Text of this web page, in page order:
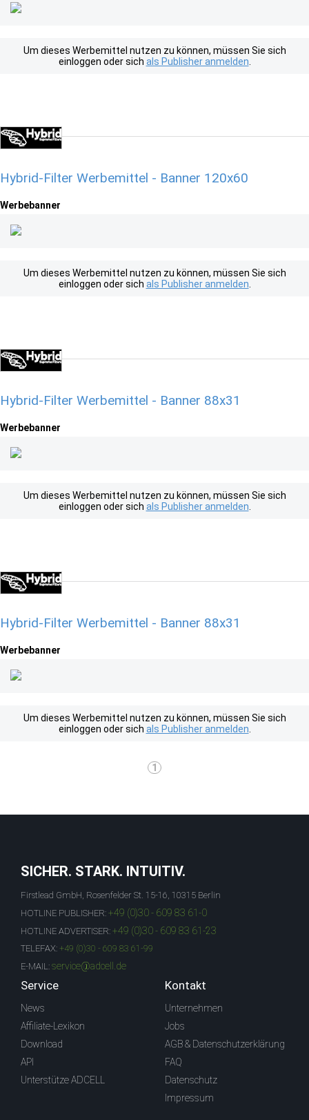
Um dieses Werbemittel nutzen zu können, müssen Sie sich
einloggen oder sich als Publisher anmelden
Hybrid-Filter Werbemittel - Banner 120x60
Werbebanner
Um dieses Werbemittel nutzen zu können, müssen Sie sich
einloggen oder sich als Publisher anmelden
Hybrid-Filter Werbemittel - Banner 88x31
Werbebanner
Um dieses Werbemittel nutzen zu können, müssen Sie sich
einloggen oder sich als Publisher anmelden
Hybrid-Filter Werbemittel - Banner 88x31
Werbebanner
Um dieses Werbemittel nutzen zu können, müssen Sie sich
einloggen oder sich als Publisher anmelden
1
SICHER. STARK. INTUITIV.
Firstlead GmbH, Rosenfelder St. 15-16, 10315 Berlin
HOTLINE PUBLISHER: +49 (0)30 - 609 83 61-0
HOTLINE ADVERTISER: +49 (0)30 - 609 83 61-23
TELEFAX: +49 (0)30 - 609 83 61-99
E-MAIL: service@adcell.de
Service
News
Affiliate-Lexikon
Download
API
Unterstütze ADCELL
Kontakt
Unternehmen
Jobs
AGB & Datenschutzerklärung
FAQ
Datenschutz
Impressum